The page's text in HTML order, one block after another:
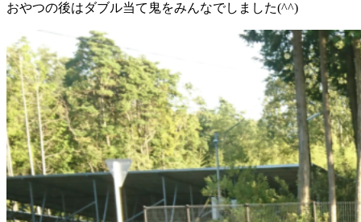
おやつの後はダブル当て鬼をみんなでしました(^^)